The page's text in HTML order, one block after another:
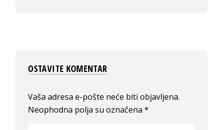
OSTAVITE KOMENTAR
Vaša adresa e-pošte neće biti objavljena.
Neophodna polja su označena*